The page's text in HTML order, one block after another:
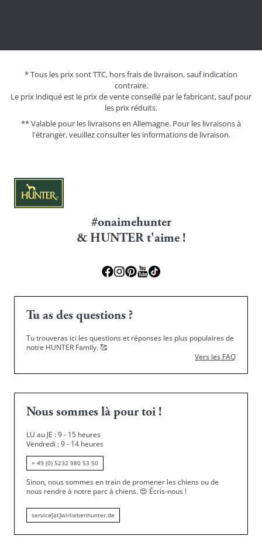
* Tous les prix sont TTC, hors frais de livraison, sauf indication
contraire.
Le prix indiqué est le prix de vente conseillé par le fabricant, sauf pour
les prix réduits.
** Valable pour les livraisons en Allemagne. Pour les livraisons à
l'étranger, veuillez consulter les informations de livraison.
#onaimehunter
& HUNTER t'aime !
Tu as des questions ?
Tu trouveras ici les questions et réponses les plus populaires de
notre HUNTER Family.🥰
Vers les FAQ
Nous sommes là pour toi !
LU au JE : 9 - 15 heures
Vendredi : 9 - 14 heures
+ 49 (0) 5232 980 53 50
Sinon, nous sommes en train de promener les chiens ou de
nous rendre à notre parc à chiens. 😍 Écris-nous !
service[at]wirliebenhunter.de